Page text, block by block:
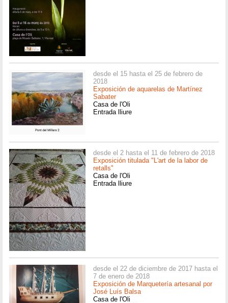
desde el 15 hasta el 25 de febrero de
2018
Exposición de aquarelas de Martínez
Sabater
Casa de l'Oli
Entrada lliure
desde el 2 hasta el 11 de febrero de 2018
Exposición titulada "L'art de la labor de
retalls"
Casa de l'Oli
Entrada lliure
desde el 22 de diciembre de 2017 hasta el
7 de enero de 2018
Exposición de Marquetería artesanal por
José Luís Balsa
Casa de l'Oli